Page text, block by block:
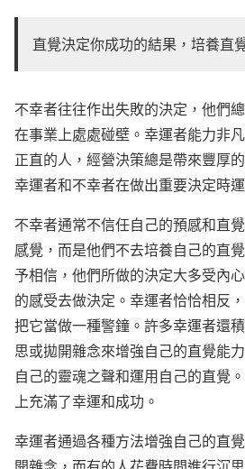
直覺決定你成功的結果，培養直
不幸者往往作出失敗的決定，他們
在事業上處處碰壁。幸運者能力非
正直的人，經營決策總是帶來豐厚
幸運者和不幸者在做出重要決定時
不幸者通常不信任自己的預感和直
感覺，而是他們不去培養自己的直
予相信，他們所做的決定大多受內
的感受去做決定。幸運者恰恰相反
把它當做一種警鐘。許多幸運者還
思或拋開雜念來增強自己的直覺能
自己的靈魂之聲和運用自己的直覺
上充滿了幸運和成功。
幸運者通過各種方法增強自己的直